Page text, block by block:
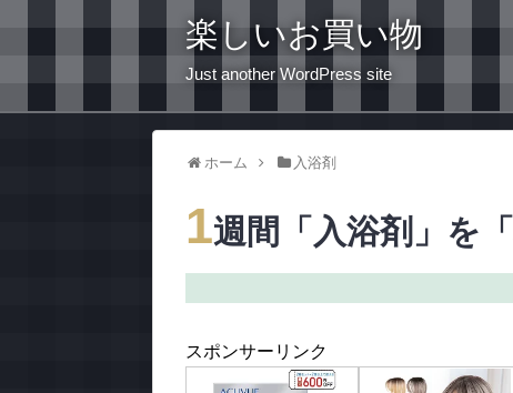
楽しいお買い物
Just another WordPress site
ホーム 入浴剤
1週間「入浴剤」を
スポンサーリンク